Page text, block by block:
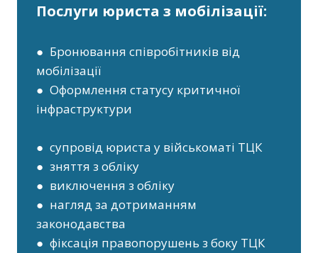
Послуги юриста з мобілізації:
● Бронювання співробітників від
мобілізації
● Оформлення статусу критичної
інфраструктури
● супровід юриста у військоматі ТЦК
● зняття з обліку
● виключення з обліку
● нагляд за дотриманням
законодавства
● фіксація правопорушень з боку ТЦК